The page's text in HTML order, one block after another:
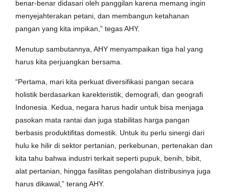
benar-benar didasari oleh panggilan karena memang ingin
menyejahterakan petani, dan membangun ketahanan
pangan yang kita impikan,” tegas AHY.
Menutup sambutannya, AHY menyampaikan tiga hal yang
harus kita perjuangkan bersama.
“Pertama, mari kita perkuat diversifikasi pangan secara
holistik berdasarkan karekteristik, demografi, dan geografi
Indonesia. Kedua, negara harus hadir untuk bisa menjaga
pasokan mata rantai dan juga stabilitas harga pangan
berbasis produktifitas domestik. Untuk itu perlu sinergi dari
hulu ke hilir di sektor pertanian, perkebunan, pertenakan dan
kita tahu bahwa industri terkait seperti pupuk, benih, bibit,
alat pertanian, hingga fasilitas pengolahan distribusinya juga
harus dikawal,” terang AHY.